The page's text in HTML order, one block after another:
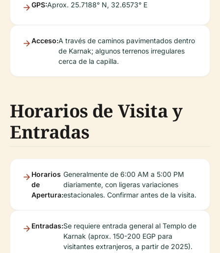
GPS:Aprox. 25.7188° N, 32.6573° E
Acceso:A través de caminos pavimentados dentro
de Karnak; algunos terrenos irregulares
cerca de la capilla.
Horarios de Visita y
Entradas
Horarios
de
Apertura:
Generalmente de 6:00 AM a 5:00 PM
diariamente, con ligeras variaciones
estacionales. Confirmar antes de la visita.
Entradas:Se requiere entrada general al Templo de
Karnak (aprox. 150-200 EGP para
visitantes extranjeros, a partir de 2025).